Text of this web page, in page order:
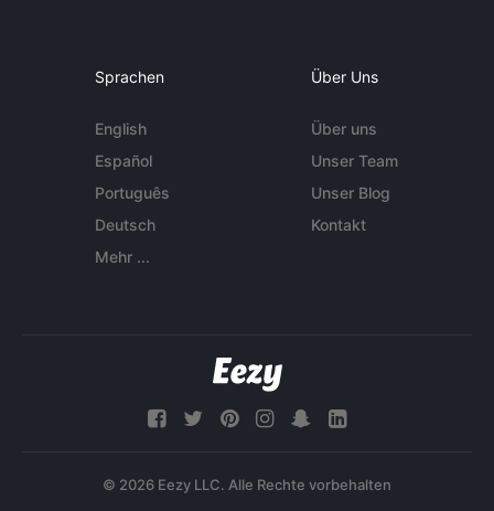
Sprachen
English
Español
Português
Deutsch
Mehr ...
Über Uns
Über uns
Unser Team
Unser Blog
Kontakt
© 2026 Eezy LLC. Alle Rechte vorbehalten